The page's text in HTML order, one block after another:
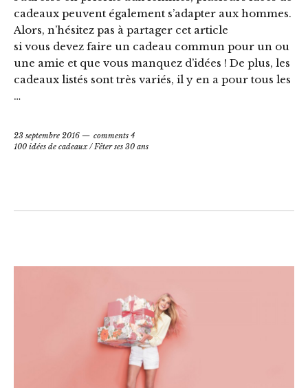
cadeaux peuvent également s’adapter aux hommes.
Alors, n’hésitez pas à partager cet article
si vous devez faire un cadeau commun pour un ou
une amie et que vous manquez d’idées ! De plus, les
cadeaux listés sont très variés, il y en a pour tous les
…
23 septembre 2016
comments 4
100 idées de cadeaux/Fêter ses 30 ans